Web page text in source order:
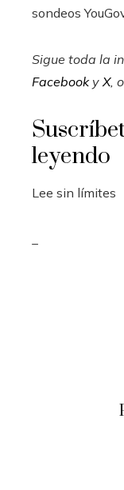
sondeos
Sigue toda la
FacebookyX,
leyendo
Lee sin límites